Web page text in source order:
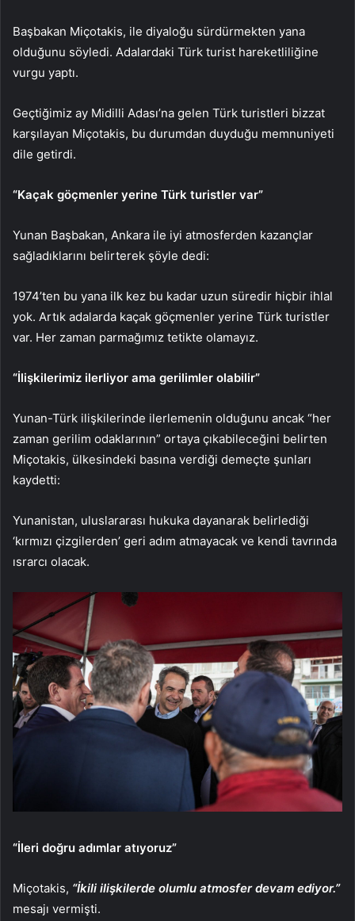
Başbakan Miçotakis, ile diyaloğu sürdürmekten yana
olduğunu söyledi. Adalardaki Türk turist hareketliliğine
vurgu yaptı.
Geçtiğimiz ay Midilli Adası’na gelen Türk turistleri bizzat
karşılayan Miçotakis, bu durumdan duyduğu memnuniyeti
dile getirdi.
“Kaçak göçmenler yerine Türk turistler var”
Yunan Başbakan, Ankara ile iyi atmosferden kazançlar
sağladıklarını belirterek şöyle dedi:
1974’ten bu yana ilk kez bu kadar uzun süredir hiçbir ihlal
yok. Artık adalarda kaçak göçmenler yerine Türk turistler
var. Her zaman parmağımız tetikte olamayız.
“İlişkilerimiz ilerliyor ama gerilimler olabilir”
Yunan-Türk ilişkilerinde ilerlemenin olduğunu ancak “her
zaman gerilim odaklarının” ortaya çıkabileceğini belirten
Miçotakis, ülkesindeki basına verdiği demeçte şunları
kaydetti:
Yunanistan, uluslararası hukuka dayanarak belirlediği
‘kırmızı çizgilerden’ geri adım atmayacak ve kendi tavrında
ısrarcı olacak.
“İleri doğru adımlar atıyoruz”
Miçotakis, “İkili ilişkilerde olumlu atmosfer devam ediyor.”
mesajı vermişti.